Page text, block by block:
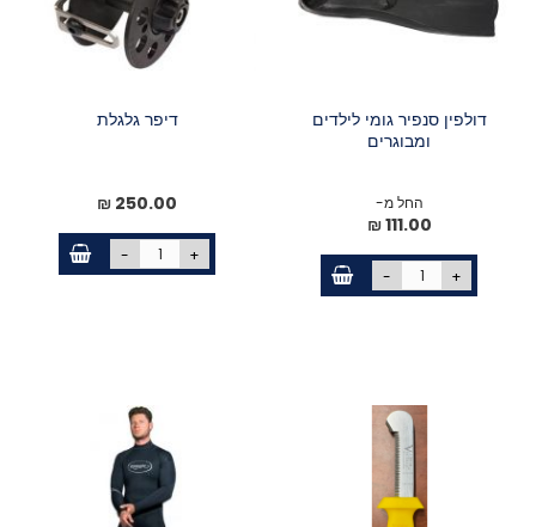
דולפין סנפיר גומי לילדים
ומבוגרים
החל מ-
111.00 ₪
- +
דיפר גלגלת
250.00 ₪
- +